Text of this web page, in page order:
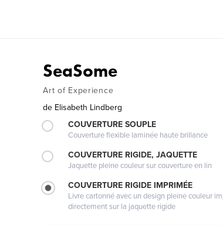
SeaSome
Art of Experience
de Elisabeth Lindberg
COUVERTURE SOUPLE
Couverture flexible laminée haute brillance
COUVERTURE RIGIDE, JAQUETTE
Jaquette pleine couleur sur couverture en lin
COUVERTURE RIGIDE IMPRIMÉE
Livre cartonné avec un design pleine couleur
directement sur la jaquette rigide